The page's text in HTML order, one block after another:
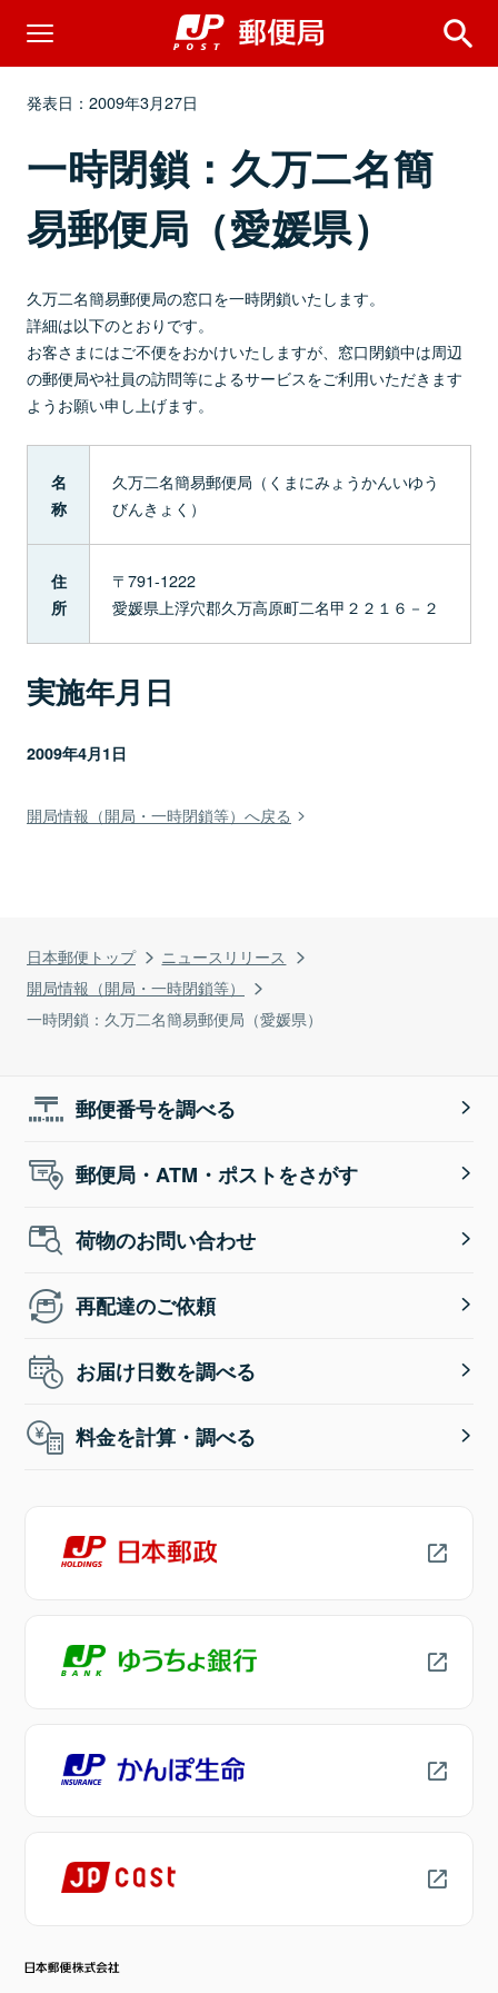
日本郵便トップ
ニュースリリース
開局情報（開局・一時閉鎖等）
一時閉鎖：久万二名簡易郵便局（愛媛県）
発表日：2009年3月27日
一時閉鎖：久万二名簡
易郵便局（愛媛県）
久万二名簡易郵便局の窓口を一時閉鎖いたします。
詳細は以下のとおりです。
お客さまにはご不便をおかけいたしますが、窓口閉鎖中は周辺
の郵便局や社員の訪問等によるサービスをご利用いただきます
ようお願い申し上げます。
名
称
久万二名簡易郵便局（くまにみょうかんいゆう
びんきょく）
住
所
〒791-1222
愛媛県上浮穴郡久万高原町二名甲２２１６－２
実施年月日
2009年4月1日
開局情報（開局・一時閉鎖等）へ戻る
郵便番号を調べる
郵便局・ATM・ポストをさがす
荷物のお問い合わせ
再配達のご依頼
お届け日数を調べる
料金を計算・調べる